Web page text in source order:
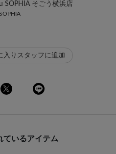
SOPHIA そごう横浜店
入りスタッフに追加
ているアイテム